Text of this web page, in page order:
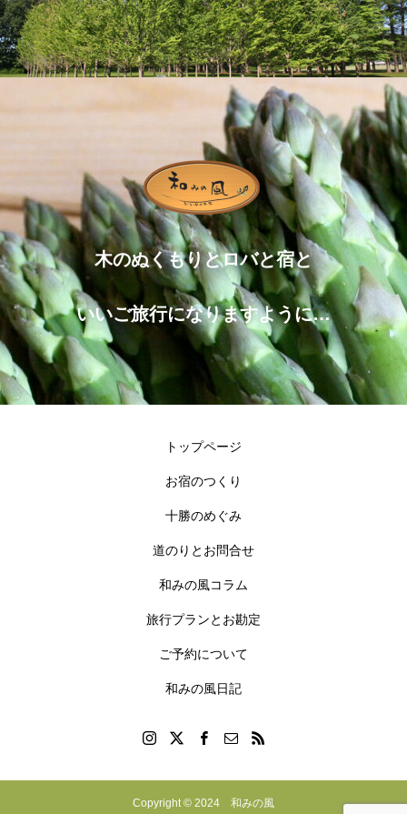
木のぬくもりとロバと宿と
いいご旅行になりますように…
トップページ
お宿のつくり
十勝のめぐみ
道のりとお問合せ
和みの風コラム
旅行プランとお勘定
ご予約について
和みの風日記
Copyright © 2024 和みの風